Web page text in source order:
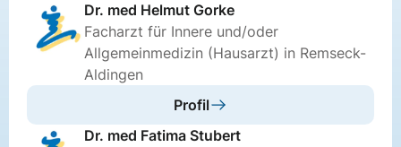
Dr. med Helmut Gorke
Facharzt für Innere und/oder
Allgemeinmedizin (Hausarzt) in Remseck-
Aldingen
Profil
Dr. med Fatima Stubert